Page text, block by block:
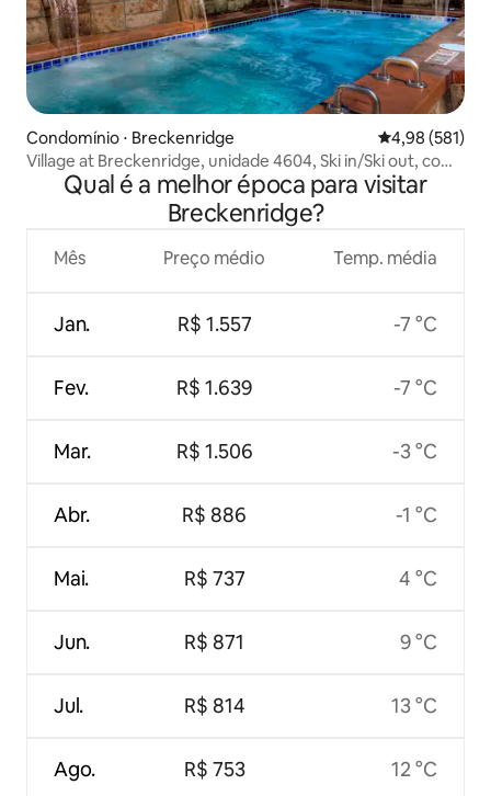
Condomínio ⋅ Breckenridge 4,98 de uma
4,98 (581)
Village at Breckenridge, unidade 4604, Ski in/Ski out, com
ar-condicionado
Qual é a melhor época para visitar
Breckenridge?
Mês
Jan.
Fev.
Mar.
Abr.
Mai.
Jun.
Jul.
Ago.
Preço médio
R$ 1.557
R$ 1.639
R$ 1.506
R$ 886
R$ 737
R$ 871
R$ 814
R$ 753
Temp. média
-7 °C
-7 °C
-3 °C
-1 °C
4 °C
9 °C
13 °C
12 °C